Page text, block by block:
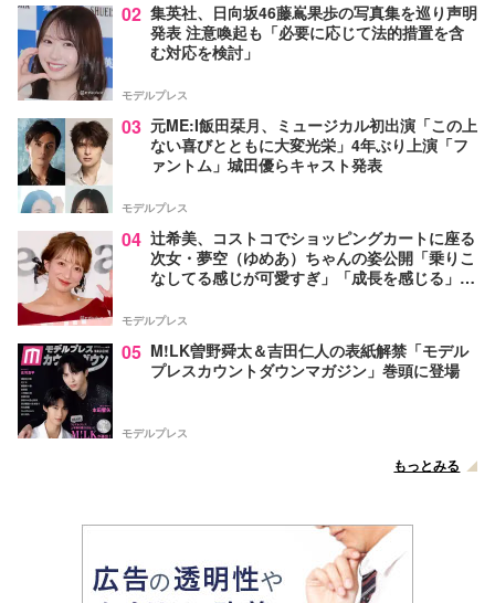
02 集英社、日向坂46藤嶌果歩の写真集を巡り声明
発表 注意喚起も「必要に応じて法的措置を含
む対応を検討」
モデルプレス
03 元ME:I飯田栞月、ミュージカル初出演「この上
ない喜びとともに大変光栄」4年ぶり上演「フ
ァントム」城田優らキャスト発表
モデルプレス
04 辻希美、コストコでショッピングカートに座る
次女・夢空（ゆめあ）ちゃんの姿公開「乗りこ
なしてる感じが可愛すぎ」「成長を感じる」の
モデルプレス
05 M!LK曽野舜太＆吉田仁人の表紙解禁「モデル
プレスカウントダウンマガジン」巻頭に登場
モデルプレス
もっとみる